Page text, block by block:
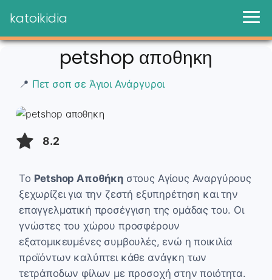
katoikidia
petshop αποθηκη
📍 Πετ σοπ σε Άγιοι Ανάργυροι
8.2
Το Petshop Αποθήκηστους Αγίους Αναργύρους
ξεχωρίζει για την ζεστή εξυπηρέτηση και την
επαγγελματική προσέγγιση της ομάδας του. Οι
γνώστες του χώρου προσφέρουν
εξατομικευμένες συμβουλές, ενώ η ποικιλία
προϊόντων καλύπτει κάθε ανάγκη των
τετράποδων φίλων με προσοχή στην ποιότητα.